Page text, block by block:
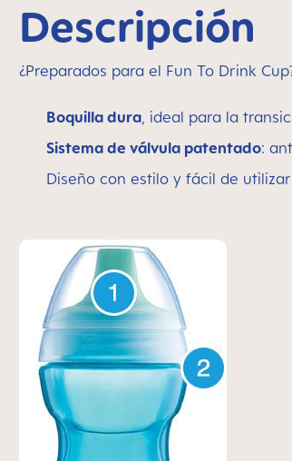
Descripción
¿Preparados para el Fun To Drink
Boquilla dura, ideal para la
Sistema de válvula patentado:
Diseño con estilo y fácil de